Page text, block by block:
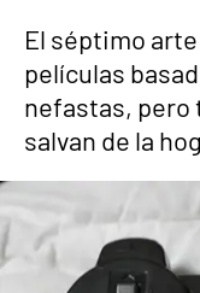
El séptimo
películas
nefastas, pero
salvan de la